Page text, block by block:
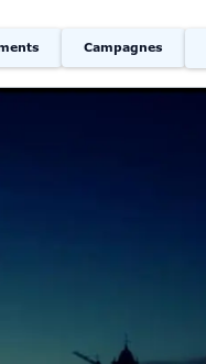
Campagnes